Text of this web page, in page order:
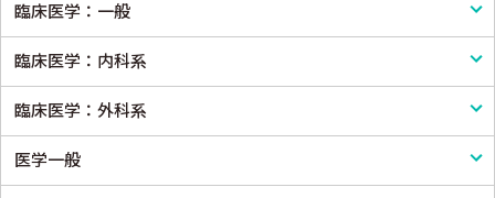
基礎医学一般
解剖学
生理学
免疫学・血清学
臨床医学：一般
臨床医学一般
診断・臨床検査
画像医学・放射線医学・核医学
臨床医学：内科系
内科学一般
感染症
臨床医学：外科系
外科学一般
医学一般